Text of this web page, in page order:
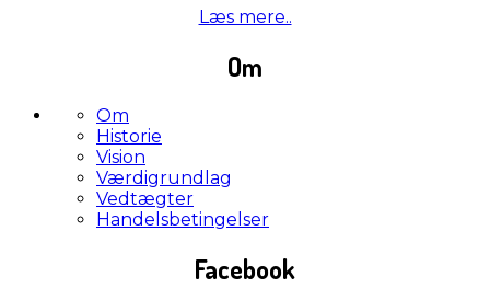
Læs mere..
Om
Om
Historie
Vision
Værdigrundlag
Vedtægter
Handelsbetingelser
Facebook